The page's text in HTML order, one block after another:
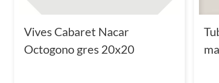
Vives Cabaret Nacar
Octogono gres 20x20